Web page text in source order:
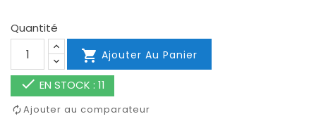
Quantité
 Ajouter Au Panier
 EN STOCK : 11
Ajouter au comparateur